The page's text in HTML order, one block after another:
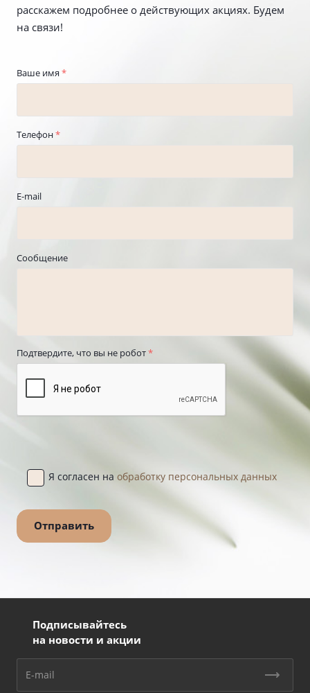
расскажем подробнее о действующих акциях. Будем
на связи!
Ваше имя *
Телефон*
E-mail
Сообщение
Подтвердите, что вы не робот*
Я согласен на обработку персональных данных
Подписывайтесь
на новости и акции